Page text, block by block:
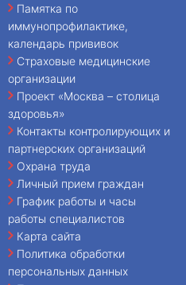
Памятка по
иммунопрофилактике,
календарь прививок
Страховые медицинские
организации
Проект «Москва – столица
здоровья»
Контакты контролирующих и
партнерских организаций
Охрана труда
Личный прием граждан
График работы и часы
работы специалистов
Карта сайта
Политика обработки
персональных данных